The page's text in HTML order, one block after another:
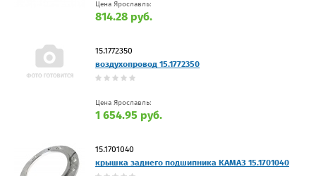
Цена Ярославль:
814.28 руб.
15.1772350
воздухопровод 15.1772350
Цена Ярославль:
1 654.95 руб.
15.1701040
крышка заднего подшипника КАМАЗ 15.1701040